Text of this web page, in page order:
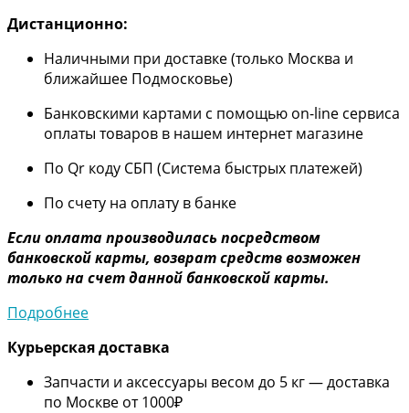
Дистанционно:
Наличными при доставке (только Москва и
ближайшее Подмосковье)
Банковскими картами с помощью on-line сервиса
оплаты товаров в нашем интернет магазине
По Qr коду СБП (Система быстрых платежей)
По счету на оплату в банке
Если оплата производилась посредством
банковской карты, возврат средств возможен
только на счет данной банковской карты.
Подробнее
Курьерская доставка
Запчасти и аксессуары весом до 5 кг — доставка
по Москве от 1000₽